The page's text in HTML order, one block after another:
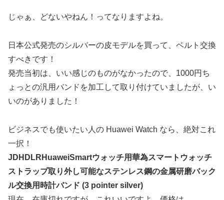
じゃぁ、どないやねん！ってなりますよね。
日本公式発売のシルバーの皮モデルを買って、ベルト交換
すべきです！
発売当初は、いい感じのものがなかったので、1000円ち
ょっとの汎用バンドを加工して取り付けていましたが、い
いのがありました！
ビジネスでも使いたい人の Huawei Watch なら、絶対これ
一択！
JDHDLRHuaweiSmartウォッチ用華為スマートウォッチ
ストラップ取り外し可能なステンレス鋼の金属研磨バック
ル交換用時計バンド (3 pointer silver)